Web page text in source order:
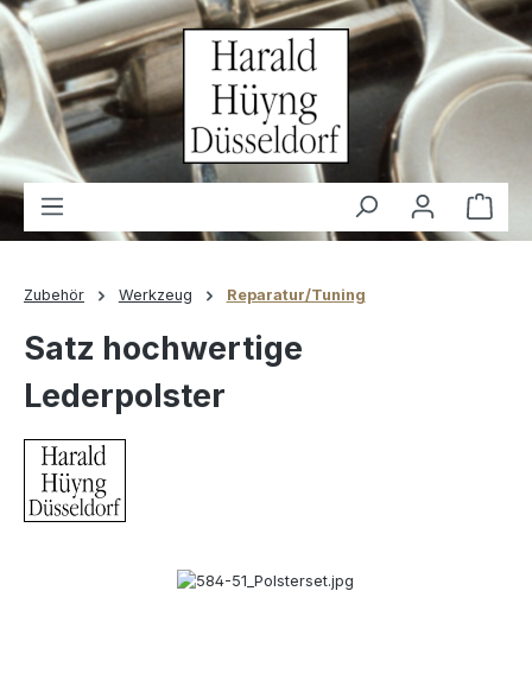
springen
Zubehör Werkzeug Reparatur/Tuning
Satz hochwertige
Lederpolster
Bildergalerie überspringen